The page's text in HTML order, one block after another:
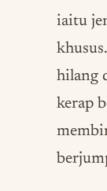
iaitu
hilang
kerap